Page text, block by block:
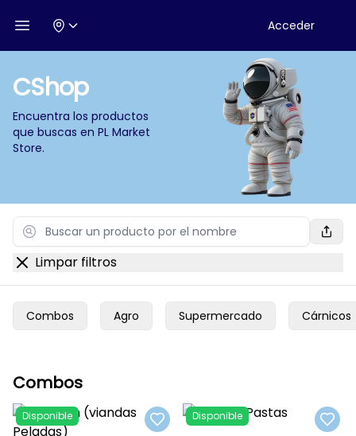
Open menu Acceder
CShop
Encuentra los productos
que buscas en PL Market
Store.
Search
Limpar filtros
Combos Agro Supermercado Cárnicos
Combos
Add to favorites
Disponible
Add
Disponible